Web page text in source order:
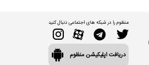
منظوم را در شبکه های اجتماعی دنبال کنید
دریافت اپلیکیشن منظوم